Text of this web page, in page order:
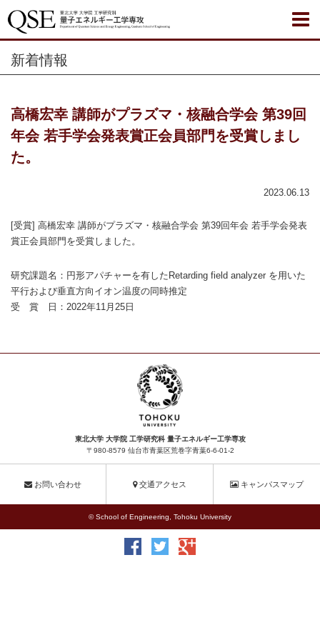
新着情報
高橋宏幸 講師がプラズマ・核融合学会 第39回
年会 若手学会発表賞正会員部門を受賞しまし
た。
2023.06.13
[受賞] 高橋宏幸 講師がプラズマ・核融合学会 第39回年会 若手学会発表
賞正会員部門を受賞しました。
研究課題名：円形アパチャーを有したRetarding field analyzer を用いた
平行および垂直方向イオン温度の同時推定
受 賞 日：2022年11月25日
東北大学 大学院 工学研究科 量子エネルギー工学専攻
〒980-8579 仙台市青葉区荒巻字青葉6-6-01-2
お問い合わせ 交通アクセス キャンパスマップ
© School of Engineering, Tohoku University